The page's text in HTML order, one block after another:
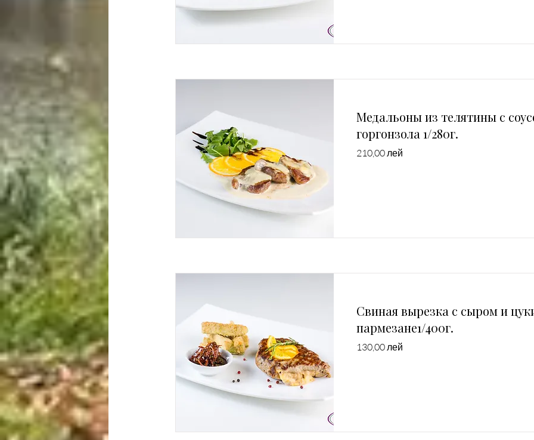
Медальоны из телятины с
горгонзола 1/280г.
210,00 лей
Свиная вырезка с сыром и
пармезане1/400г.
130,00 лей